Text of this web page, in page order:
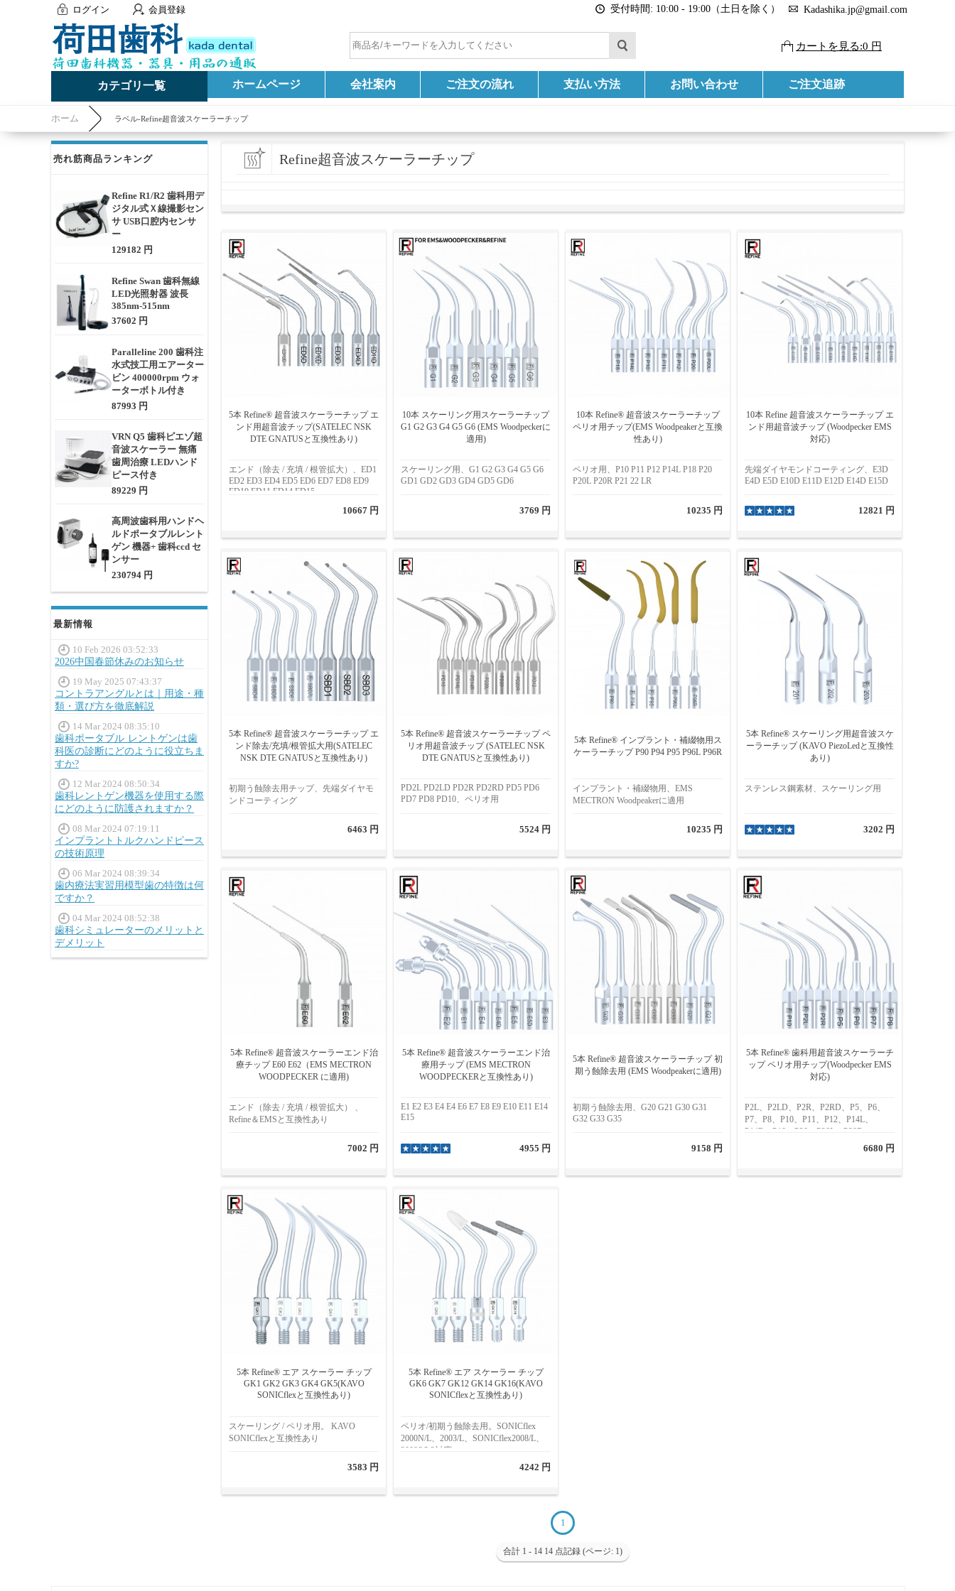
ログイン 会員登録 受付時間: 10:00 - 19:00（土日を除く） Kadashika.jp@gmail.com
カートを見る:0 円
カテゴリ一覧 ホームページ 会社案内 ご注文の流れ 支払い方法 お問い合わせ ご注文追跡
ホーム ラベル-Refine超音波スケーラーチップ
売れ筋商品ランキング
Refine R1/R2 歯科用デ
ジタル式Ｘ線撮影セン
サ USB口腔内センサ
ー
129182 円
Refine Swan 歯科無線
LED光照射器 波長
385nm-515nm
37602 円
Paralleline 200 歯科注
水式技工用エアーター
ビン 400000rpm ウォ
ーターボトル付き
87993 円
VRN Q5 歯科ピエゾ超
音波スケーラー 無痛
歯周治療 LEDハンド
ピース付き
89229 円
高周波歯科用ハンドヘ
ルドポータブルレント
ゲン 機器+ 歯科ccd セ
ンサー
230794 円
最新情報
10 Feb 2026 03:52:33
2026中国春節休みのお知らせ
19 May 2025 07:43:37
コントラアングルとは｜用途・種
類・選び方を徹底解説
14 Mar 2024 08:35:10
歯科ポータブル レントゲンは歯
科医の診断にどのように役立ちま
すか?
12 Mar 2024 08:50:34
歯科レントゲン機器を使用する際
にどのように防護されますか？
08 Mar 2024 07:19:11
インプラントトルクハンドピース
の技術原理
06 Mar 2024 08:39:34
歯内療法実習用模型歯の特徴は何
ですか？
04 Mar 2024 08:52:38
歯科シミュレーターのメリットと
デメリット
Refine超音波スケーラーチップ
5本 Refine® 超音波スケーラーチップ エ
ンド用超音波チップ(SATELEC NSK
DTE GNATUSと互換性あり)
エンド（除去 / 充填 / 根管拡大）、ED1
ED2 ED3 ED4 ED5 ED6 ED7 ED8 ED9
ED10 ED11 ED14 ED15
10667 円
10本 スケーリング用スケーラーチップ
G1 G2 G3 G4 G5 G6 (EMS Woodpeckerに
適用)
スケーリング用、G1 G2 G3 G4 G5 G6
GD1 GD2 GD3 GD4 GD5 GD6
3769 円
10本 Refine® 超音波スケーラーチップ
ペリオ用チップ(EMS Woodpeakerと互換
性あり)
ペリオ用、P10 P11 P12 P14L P18 P20
P20L P20R P21 22 LR
10235 円
10本 Refine 超音波スケーラーチップ エ
ンド用超音波チップ (Woodpecker EMS
対応)
先端ダイヤモンドコーティング、E3D
E4D E5D E10D E11D E12D E14D E15D
12821 円
5本 Refine® 超音波スケーラーチップ エ
ンド除去/充填/根管拡大用(SATELEC
NSK DTE GNATUSと互換性あり)
初期う蝕除去用チップ、先端ダイヤモ
ンドコーティング
6463 円
5本 Refine® 超音波スケーラーチップ ペ
リオ用超音波チップ (SATELEC NSK
DTE GNATUSと互換性あり)
PD2L PD2LD PD2R PD2RD PD5 PD6
PD7 PD8 PD10、ペリオ用
5524 円
5本 Refine® インプラント・補綴物用ス
ケーラーチップ P90 P94 P95 P96L P96R
インプラント・補綴物用、EMS
MECTRON Woodpeakerに適用
10235 円
5本 Refine® スケーリング用超音波スケ
ーラーチップ (KAVO PiezoLedと互換性
あり)
ステンレス鋼素材、スケーリング用
3202 円
5本 Refine® 超音波スケーラーエンド治
療チップ E60 E62（EMS MECTRON
WOODPECKER に適用)
エンド（除去 / 充填 / 根管拡大） 、
Refine＆EMSと互換性あり
7002 円
5本 Refine® 超音波スケーラーエンド治
療用チップ (EMS MECTRON
WOODPECKERと互換性あり)
E1 E2 E3 E4 E4 E6 E7 E8 E9 E10 E11 E14
E15
4955 円
5本 Refine® 超音波スケーラーチップ 初
期う蝕除去用 (EMS Woodpeakerに適用)
初期う蝕除去用、G20 G21 G30 G31
G32 G33 G35
9158 円
5本 Refine® 歯科用超音波スケーラーチ
ップ ペリオ用チップ(Woodpecker EMS
対応)
P2L、P2LD、P2R、P2RD、P5、P6、
P7、P8、P10、P11、P12、P14L、
P14R、P18、P20、P20L、P20R、
6680 円
5本 Refine® エア スケーラー チップ
GK1 GK2 GK3 GK4 GK5(KAVO
SONICflexと互換性あり)
スケーリング / ペリオ用。 KAVO
SONICflexと互換性あり
3583 円
5本 Refine® エア スケーラー チップ
GK6 GK7 GK12 GK14 GK16(KAVO
SONICflexと互換性あり)
ペリオ/初期う蝕除去用。SONICflex
2000N/L、2003/L、SONICflex2008/L、
2008S/LS対応
4242 円
1
合計 1 - 14 14 点記録 (ページ: 1)